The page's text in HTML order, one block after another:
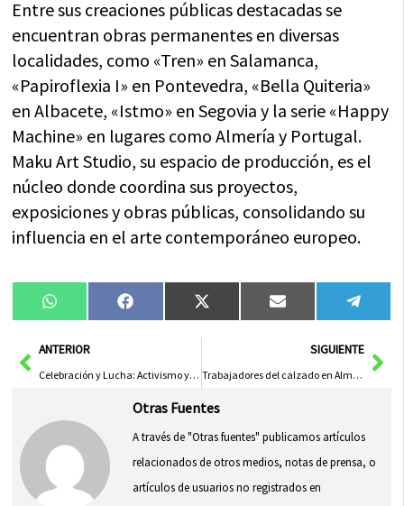
Entre sus creaciones públicas destacadas se
encuentran obras permanentes en diversas
localidades, como «Tren» en Salamanca,
«Papiroflexia I» en Pontevedra, «Bella Quiteria»
en Albacete, «Istmo» en Segovia y la serie «Happy
Machine» en lugares como Almería y Portugal.
Maku Art Studio, su espacio de producción, es el
núcleo donde coordina sus proyectos,
exposiciones y obras públicas, consolidando su
influencia en el arte contemporáneo europeo.
Compartir
en
WhatsAppCompartir
en
FacebookCompartir
en
X
(Twitter)
Compartir
en
Email
en
AntANTERIOR
Celebración y Lucha: Activismo y Derechos en el Día del Orgullo LGTBI
SIGUIENTE
Trabajadores del calzado en Almansa aprueban preacuerdo del nuevo convenio en asamblea
Otras Fuentes
A través de "Otras fuentes" publicamos artículos
relacionados de otros medios, notas de prensa, o
artículos de usuarios no registrados en